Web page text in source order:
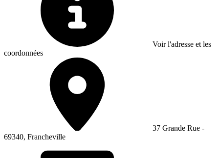
Voir l'adresse et les
coordonnées
37 Grande Rue -
69340, Francheville